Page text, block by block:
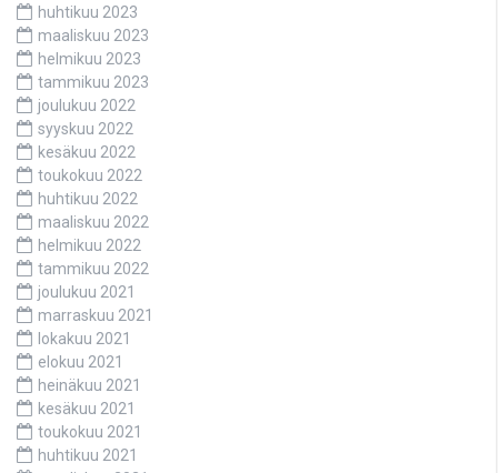
huhtikuu 2023
maaliskuu 2023
helmikuu 2023
tammikuu 2023
joulukuu 2022
syyskuu 2022
kesäkuu 2022
toukokuu 2022
huhtikuu 2022
maaliskuu 2022
helmikuu 2022
tammikuu 2022
joulukuu 2021
marraskuu 2021
lokakuu 2021
elokuu 2021
heinäkuu 2021
kesäkuu 2021
toukokuu 2021
huhtikuu 2021